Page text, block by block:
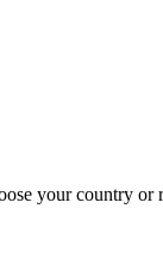
your country or